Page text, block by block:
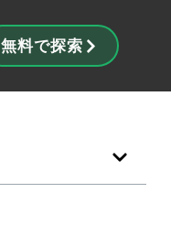
無料で探索